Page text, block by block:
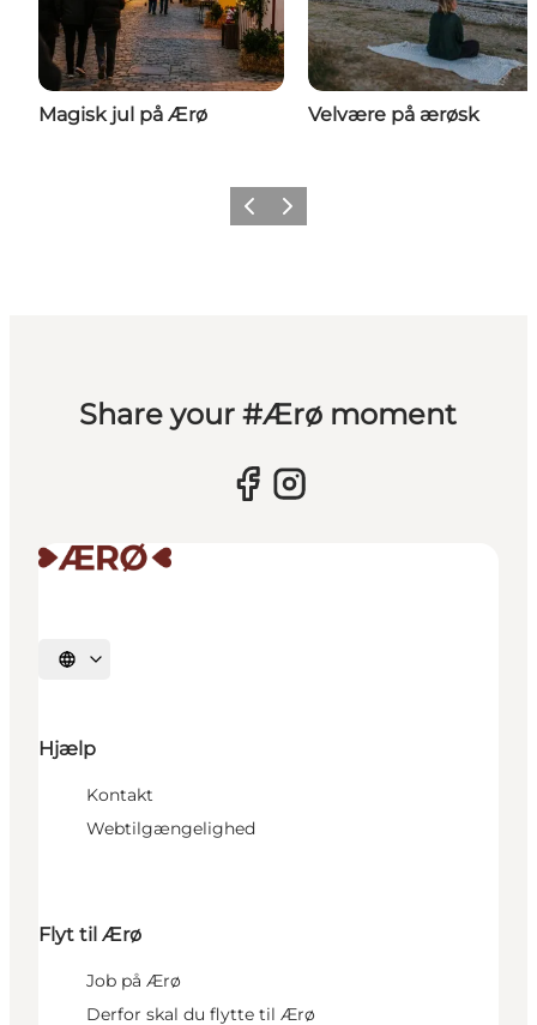
Magisk jul på Ærø Velvære på ærøsk
ForrigeNæste
Share your #Ærø moment
Vælg sprog
Hjælp
Kontakt
Webtilgængelighed
Flyt til Ærø
Job på Ærø
Derfor skal du flytte til Ærø